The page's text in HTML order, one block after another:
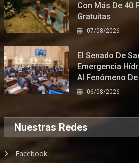
Con Más De 40
Gratuitas
07/08/2026
El Senado De
Emergencia
Al Fenómeno De
06/08/2026
Nuestras Redes
Facebook